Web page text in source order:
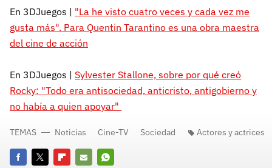
En 3DJuegos | "La he visto cuatro veces y cada vez me
gusta más". Para Quentin Tarantino es una obra maestra
del cine de acción
En 3DJuegos | Sylvester Stallone, sobre por qué creó
Rocky: "Todo era antisociedad, anticristo, antigobierno y
no había a quien apoyar"
TEMAS Noticias Cine-TV Sociedad Actores y actrices